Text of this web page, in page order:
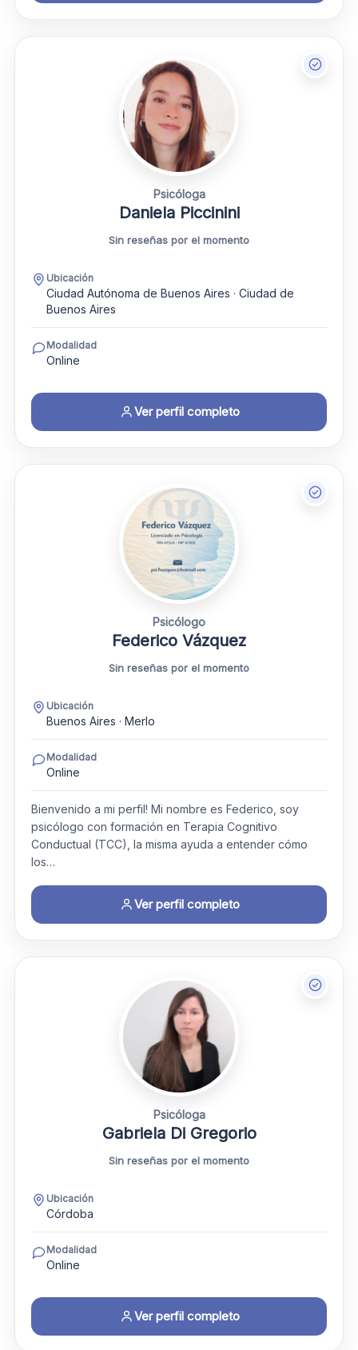
Psicóloga
Daniela Piccinini
Sin reseñas por el momento
Ubicación
Ciudad Autónoma de Buenos Aires · Ciudad de
Buenos Aires
Modalidad
Online
Ver perfil completo
Psicólogo
Federico Vázquez
Sin reseñas por el momento
Ubicación
Buenos Aires · Merlo
Modalidad
Online
Bienvenido a mi perfil! Mi nombre es Federico, soy
psicólogo con formación en Terapia Cognitivo
Conductual (TCC), la misma ayuda a entender cómo
los…
Ver perfil completo
Psicóloga
Gabriela Di Gregorio
Sin reseñas por el momento
Ubicación
Córdoba
Modalidad
Online
Ver perfil completo